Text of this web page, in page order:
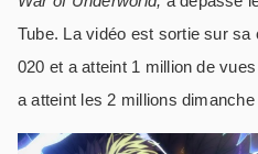
Tube. La vidéo est sortie sur sa
020 et a atteint 1 million de
a atteint les 2 millions dimanche